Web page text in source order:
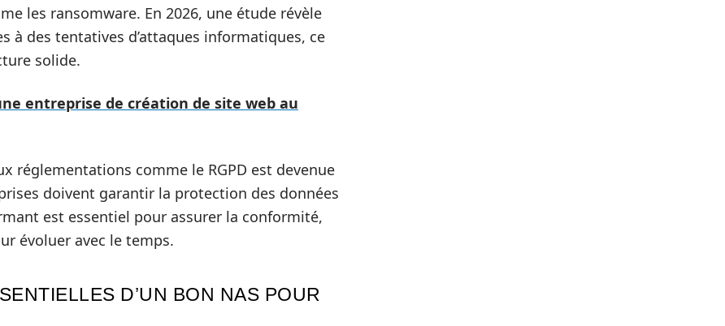
les ransomware. En 2026, une étude révèle
à des tentatives d’attaques informatiques, ce
solide.
entreprise de création de site web au
réglementations comme le RGPD est devenue
doivent garantir la protection des données
est essentiel pour assurer la conformité,
évoluer avec le temps.
D’UN BON NAS POUR